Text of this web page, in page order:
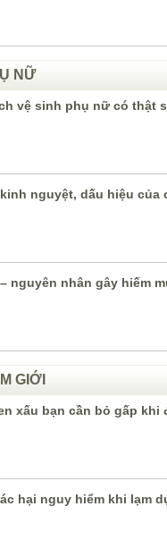
NỮ
vệ sinh phụ nữ có thật
nguyệt, dấu hiệu của
nguyên nhân gây hiếm
GIỚI
xấu bạn cần bỏ gấp khi
hại nguy hiểm khi lạm